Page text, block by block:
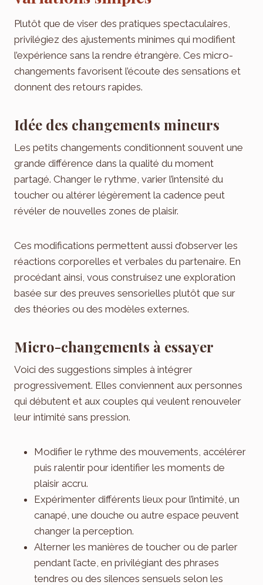
Plutôt que de viser des pratiques spectaculaires,
privilégiez des ajustements minimes qui modifient
l’expérience sans la rendre étrangère. Ces micro-
changements favorisent l’écoute des sensations et
donnent des retours rapides.
Idée des changements mineurs
Les petits changements conditionnent souvent une
grande différence dans la qualité du moment
partagé. Changer le rythme, varier l’intensité du
toucher ou altérer légèrement la cadence peut
révéler de nouvelles zones de plaisir.
Ces modifications permettent aussi d’observer les
réactions corporelles et verbales du partenaire. En
procédant ainsi, vous construisez une exploration
basée sur des preuves sensorielles plutôt que sur
des théories ou des modèles externes.
Micro-changements à essayer
Voici des suggestions simples à intégrer
progressivement. Elles conviennent aux personnes
qui débutent et aux couples qui veulent renouveler
leur intimité sans pression.
Modifier le rythme des mouvements, accélérer
puis ralentir pour identifier les moments de
plaisir accru.
Expérimenter différents lieux pour l’intimité, un
canapé, une douche ou autre espace peuvent
changer la perception.
Alterner les manières de toucher ou de parler
pendant l’acte, en privilégiant des phrases
tendres ou des silences sensuels selon les